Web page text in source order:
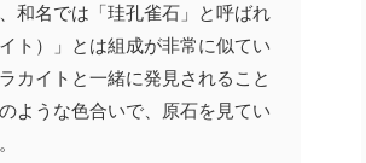
和名では「珪孔雀石」と呼ばれ
ト）」とは組成が非常に似てい
カイトと一緒に発見されること
ような色合いで、原石を見てい